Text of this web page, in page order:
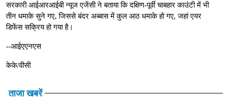
सरकारी आईआरआईबी न्यूज एजेंसी ने बताया कि दक्षिण-पूर्वी चाबहार काउंटी में भी
तीन धमाके सुने गए, जिससे बंदर अब्बास में कुल आठ धमाके हो गए, जहां एयर
डिफेंस सक्रिय हो गया है।
--आईएएनएस
केके/वीसी
ताजा खबरें